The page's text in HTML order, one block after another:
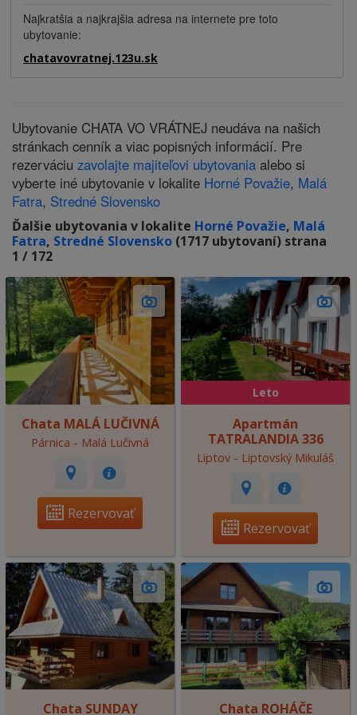
Najkratšia a najkrajšia adresa na internete pre toto
ubytovanie:
chatavovratnej.123u.sk
Ubytovanie CHATA VO VRÁTNEJ neudáva na našich
stránkach cenník a viac popisných informácií. Pre
rezerváciu zavolajte majiteľovi ubytovania alebo si
vyberte iné ubytovanie v lokalite Horné Považie, Malá
Fatra, Stredné Slovensko
Ďalšie ubytovania v lokalite Horné Považie, Malá
Fatra, Stredné Slovensko (1717 ubytovaní) strana
1 / 172
Chata MALÁ LUČIVNÁ
Párnica - Malá Lučivná
Rezervovať
Leto
Apartmán
TATRALANDIA 336
Liptov - Liptovský Mikuláš
Rezervovať
Chata SUNDAY Chata ROHÁČE